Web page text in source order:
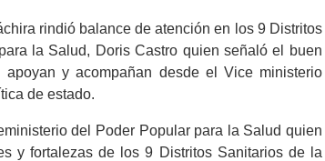
rindió balance de atención en los 9 Distritos
la Salud, Doris Castro quien señaló el buen
y acompañan desde el Vice ministerio
de estado.
del Poder Popular para la Salud quien
y fortalezas de los 9 Distritos Sanitarios de la